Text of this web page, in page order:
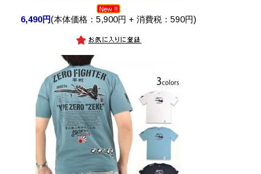
6,490円(本体価格：5,900円 + 消費税：590円)